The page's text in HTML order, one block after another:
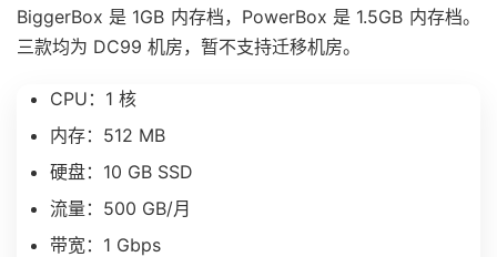
BiggerBox 是 1GB 内存档，PowerBox 是 1.5GB 内存档。
三款均为 DC99 机房，暂不支持迁移机房。
CPU：1 核
内存：512 MB
硬盘：10 GB SSD
流量：500 GB/月
带宽：1 Gbps